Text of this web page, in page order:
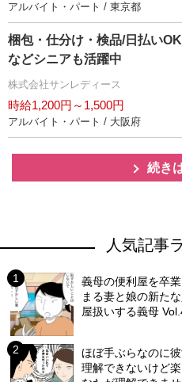
アルバイト・パート / 東京都
梱包・仕分け・検品/日払い
などシニアも活躍中
株式会社サンレディース
時給1,200円～1,500円
アルバイト・パート / 大阪府
続き
人気記事
義母の便利屋を卒
まる妻と娘の新た
屋扱いする義母
ほぼ手ぶらなのに
理解できないけど